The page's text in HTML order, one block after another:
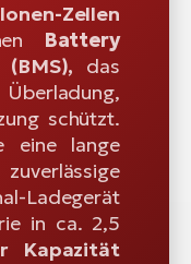
Zellen
Battery
(BMS), das
schützt.
eine lange
Ladegerät
in ca. 2,5
Kapazität